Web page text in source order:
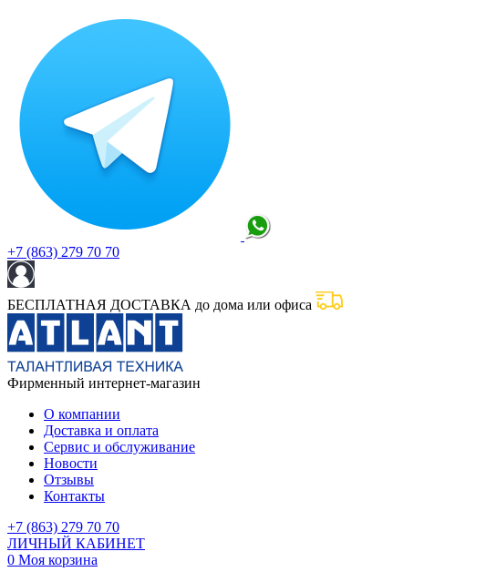
+7 (863) 279 70 70
БЕСПЛАТНАЯ ДОСТАВКА до дома или офиса
Фирменный интернет-магазин
О компании
Доставка и оплата
Сервис и обслуживание
Новости
Отзывы
Контакты
+7 (863) 279 70 70
ЛИЧНЫЙ КАБИНЕТ
0 Моя корзина